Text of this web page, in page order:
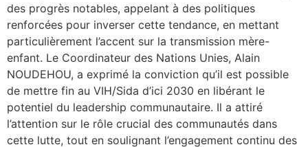
des progrès notables, appelant à des politiques
renforcées pour inverser cette tendance, en mettant
particulièrement l’accent sur la transmission mère-
enfant. Le Coordinateur des Nations Unies, Alain
NOUDEHOU, a exprimé la conviction qu’il est possible
de mettre fin au VIH/Sida d’ici 2030 en libérant le
potentiel du leadership communautaire. Il a attiré
l’attention sur le rôle crucial des communautés dans
cette lutte, tout en soulignant l’engagement continu des